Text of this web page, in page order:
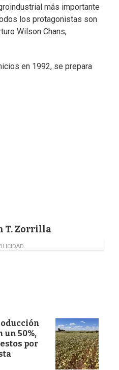
más importante
los protagonistas son
Wilson Chans,
en 1992, se prepara
T. Zorrilla
un 50%,
por